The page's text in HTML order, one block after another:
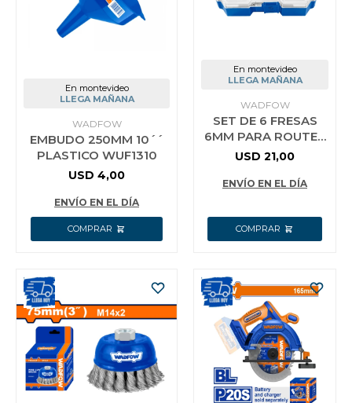
En montevideo
LLEGA MAÑANA
WADFOW
EMBUDO 250MM 10´´
PLASTICO WUF1310
USD 4,00
ENVÍO EN EL DÍA
En montevideo
LLEGA MAÑANA
WADFOW
SET DE 6 FRESAS
6MM PARA ROUTER
WADFOW
USD 21,00
ENVÍO EN EL DÍA